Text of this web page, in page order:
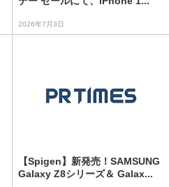
2026年7月3日
【Spigen】新発売！SAMSUNG
Galaxy Z8シリーズ＆ Galax...